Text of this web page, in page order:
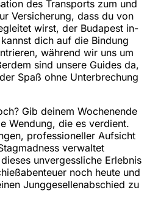
des Transports zum und
Versicherung, dass du von
wirst, der Budapest in-
dich auf die Bindung
während wir uns um
sind unsere Guides da,
Spaß ohne Unterbrechung
Gib deinem Wochenende
Wendung, die es verdient.
professioneller Aufsicht
verwaltet
unvergessliche Erlebnis
noch heute und
Junggesellenabschied zu